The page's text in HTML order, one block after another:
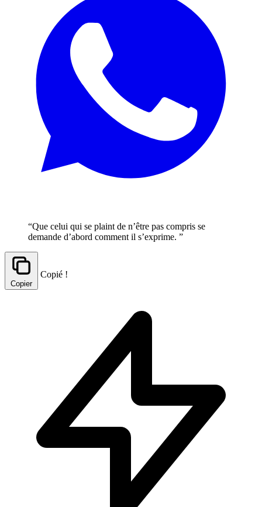
“Que celui qui se plaint de n’être pas compris se
demande d’abord comment il s’exprime. ”
Copier
Copié !